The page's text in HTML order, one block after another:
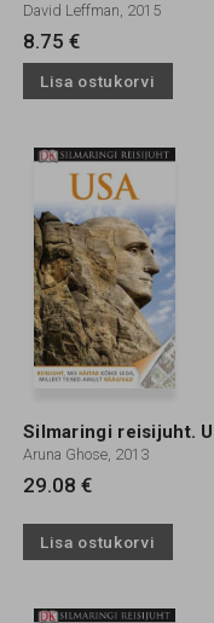
David Leffman, 2015
8.75 €
Lisa ostukorvi
Silmaringi reisijuht.
Aruna Ghose, 2013
29.08 €
Lisa ostukorvi